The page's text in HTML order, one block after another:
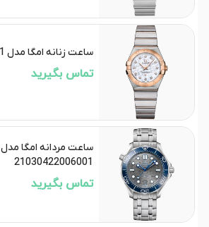
ساعت زنانه امگا مدل 12320276055001
تماس بگیرید
ساعت مردانه امگا مدل
21030422006001
تماس بگیرید